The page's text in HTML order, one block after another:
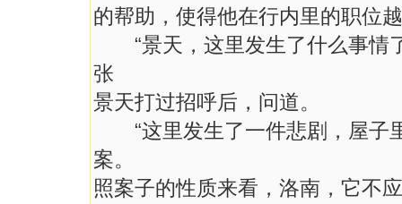
的帮助，使得他在行内里的职位
“景天，这里发生了什么事情
张
景天打过招呼后，问道。
“这里发生了一件悲剧，屋子
案。
照案子的性质来看，洛南，它不